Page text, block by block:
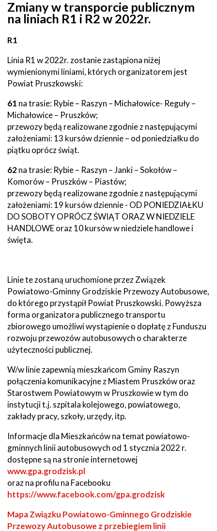
Zmiany w transporcie publicznym
na liniach R1 i R2 w 2022r.
R1
Linia R1 w 2022r. zostanie zastąpiona niżej
wymienionymi liniami, których organizatorem jest
Powiat Pruszkowski:
61 na trasie: Rybie – Raszyn – Michałowice- Reguły –
Michałowice – Pruszków;
przewozy będą realizowane zgodnie z następującymi
założeniami: 13 kursów dziennie – od poniedziałku do
piątku oprócz świąt.
62na trasie: Rybie – Raszyn – Janki – Sokołów –
Komorów – Pruszków – Piastów;
przewozy będą realizowane zgodnie z następującymi
założeniami: 19 kursów dziennie - OD PONIEDZIAŁKU
DO SOBOTY OPRÓCZ ŚWIĄT ORAZ W NIEDZIELE
HANDLOWE oraz 10 kursów w niedziele handlowe i
święta.
Linie te zostaną uruchomione przez Związek
Powiatowo-Gminny Grodziskie Przewozy Autobusowe,
do którego przystąpił Powiat Pruszkowski. Powyższa
forma organizatora publicznego transportu
zbiorowego umożliwi wystąpienie o dopłatę z Funduszu
rozwoju przewozów autobusowych o charakterze
użyteczności publicznej.
W/w linie zapewnią mieszkańcom Gminy Raszyn
połączenia komunikacyjne z Miastem Pruszków oraz
Starostwem Powiatowym w Pruszkowie w tym do
instytucji t.j. szpitala kolejowego, powiatowego,
zakłady pracy, szkoły, urzędy, itp.
Informacje dla Mieszkańców na temat powiatowo-
gminnych linii autobusowych od 1 stycznia 2022 r.
dostępne są na stronie internetowej
www.gpa.grodzisk.pl
oraz na profilu na Facebooku
https://www.facebook.com/gpa.grodzisk
Will
open
Mapa Związku Powiatowo-Gminnego Grodziskie
Przewozy Autobusowe z przebiegiem linii